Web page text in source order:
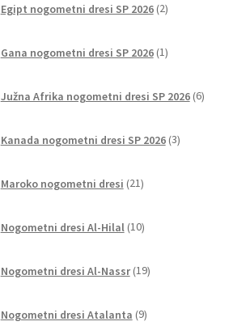
Egipt nogometni dresi SP 2026 2izdelka
Gana nogometni dresi SP 2026 1izdelek
Južna Afrika nogometni dresi SP 2026 6izdelkov
Kanada nogometni dresi SP 2026 3izdelki
Maroko nogometni dresi 21izdelkov
Nogometni dresi Al-Hilal 10izdelkov
Nogometni dresi Al-Nassr 19izdelkov
Nogometni dresi Atalanta 9izdelkov